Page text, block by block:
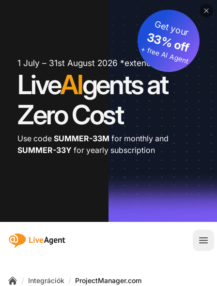
1 July – 31st August 2026 *extended
LiveAIgents at
Zero Cost
Get your
33% off
+ free AI Agent
Use code SUMMER-33M for monthly and
SUMMER-33Y for yearly subscription
:site.title
/ Integrációk / ProjectManager.com